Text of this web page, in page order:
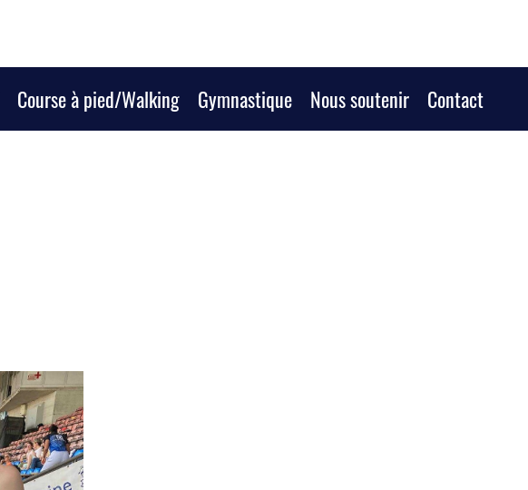
Course à pied/Walking Gymnastique Nous soutenir Contact